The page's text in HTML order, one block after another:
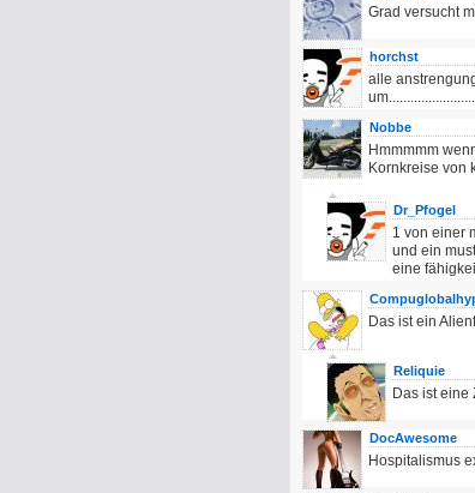
Grad versucht
horchst
alle
Nobbe
Hmmmmm
Kornkreise von
Dr_Pfogel
1 von einer
und ein
eine
Das ist ein
Reliquie
Das ist eine
DocAwesome
Hospitalismus